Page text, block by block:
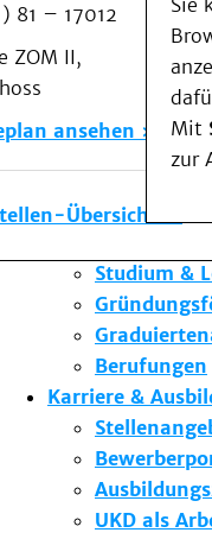
81 – 17012
ZOM II,
ansehen
Übersicht
Sie
Mit
zur
Beratung
Notfall
Forschung &
Die Institute
Forschung
Studium &
Berufungen
Karriere &
UKD als